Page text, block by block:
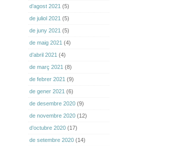
d’agost 2021 (5)
de juliol 2021 (5)
de juny 2021 (5)
de maig 2021 (4)
d’abril 2021 (4)
de març 2021 (8)
de febrer 2021 (9)
de gener 2021 (6)
de desembre 2020 (9)
de novembre 2020 (12)
d’octubre 2020 (17)
de setembre 2020 (14)